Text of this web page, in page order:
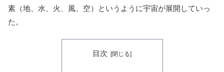
素（地、水、火、風、空）というように宇宙が展開していっ
た。
目次